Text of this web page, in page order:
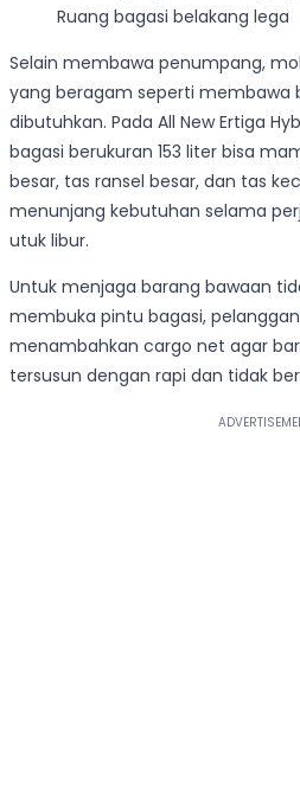
Ruang bagasi belakang lega
Selain membawa penumpang,
yang beragam seperti membawa
dibutuhkan. Pada All New Ertiga
bagasi berukuran 153 liter bisa
besar, tas ransel besar, dan tas
menunjang kebutuhan selama
utuk libur.
Untuk menjaga barang bawaan
membuka pintu bagasi,
menambahkan cargo net agar
tersusun dengan rapi dan tidak